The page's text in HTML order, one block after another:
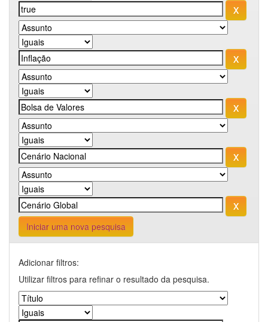
Iniciar uma nova pesquisa
Adicionar filtros:
Utilizar filtros para refinar o resultado da pesquisa.